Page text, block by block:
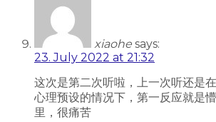
xiaohe says:
23. July 2022 at 21:32
这次是第二次听啦，上一次听还是
心理预设的情况下，第一反应就是
里，很痛苦